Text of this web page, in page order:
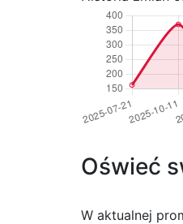
Oświeć
W aktualnej